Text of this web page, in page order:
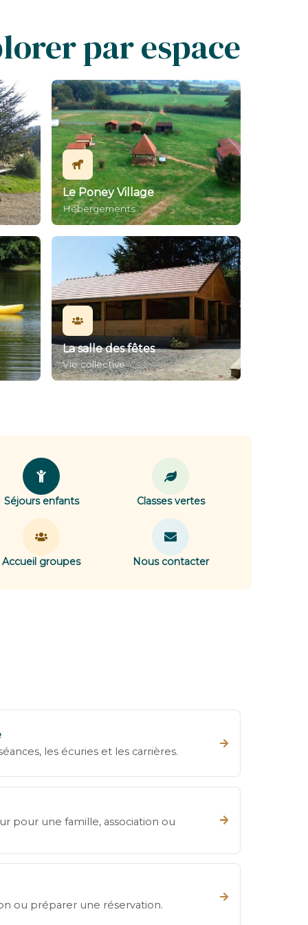
par espace
Le Poney Village
Hébergements
La salle des fêtes
Vie collective
Séjours enfants Classes vertes
Accueil groupes Nous contacter
les écuries et les carrières.
pour une famille, association ou
ou préparer une réservation.